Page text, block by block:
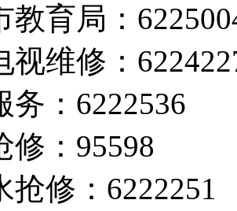
教育局：
视维修：
务：6222536
修：95598
抢修：6222251